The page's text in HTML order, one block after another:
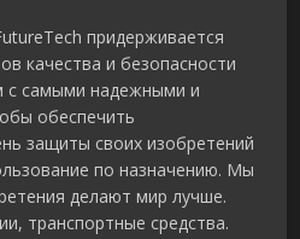
придерживается
качества и безопасности
с самыми надежными и
обеспечить
защиты своих изобретений
по назначению. Мы
делают мир лучше.
транспортные средства.